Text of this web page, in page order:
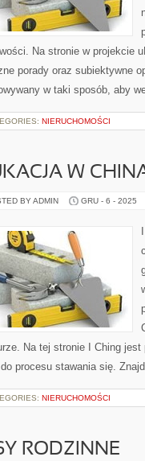
Na stronie w projekcie
porady oraz subiektywne
w taki sposób, aby
NIERUCHOMOŚCI
W
BY ADMIN GRU - 6 - 2025
Na tej stronie I Ching
procesu stawania się.
NIERUCHOMOŚCI
RODZINNE